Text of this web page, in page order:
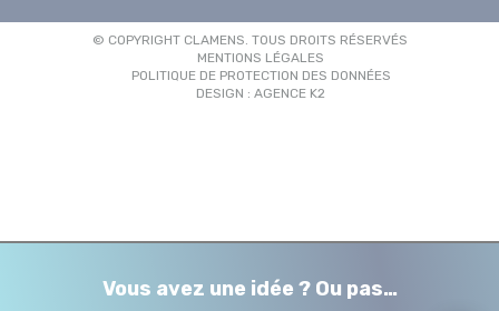
© COPYRIGHT CLAMENS. TOUS DROITS RÉSERVÉS
MENTIONS LÉGALES
POLITIQUE DE PROTECTION DES DONNÉES
DESIGN : AGENCE K2
Vous avez une idée ? Ou pas…